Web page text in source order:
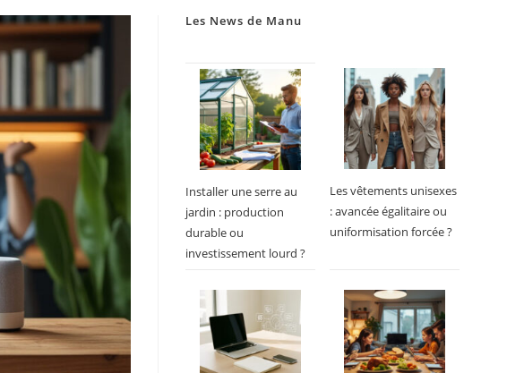
Les News de Manu
Installer une serre au
jardin : production
durable ou
investissement lourd ?
Les vêtements unisexes
: avancée égalitaire ou
uniformisation forcée ?